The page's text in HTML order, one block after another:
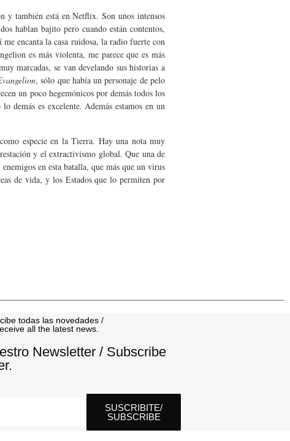
y también está en Netflix. Son unos intensos
hablan bajito pero cuando están contentos,
encanta la casa ruidosa, la radio fuerte con
es más violenta, me parece que es más
marcadas, se van develando sus historias a
, sólo que había un personaje de pelo
un poco hegemónicos por demás todos los
demás es excelente. Además estamos en un
especie en la Tierra. Hay una nota muy
y el extractivismo global. Que una de
en esta batalla, que más que un virus
de vida, y los Estados que lo permiten por
todas las novedades /
all the latest news.
Newsletter / Subscribe
SUSCRIBITE/
SUBSCRIBE